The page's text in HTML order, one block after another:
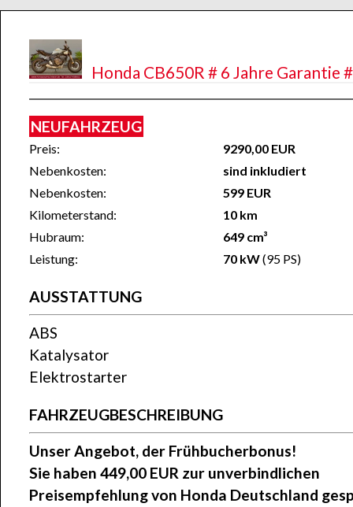
Honda CB650R # 6 Jahre Garantie
NEUFAHRZEUG
Preis:
9290,00 EUR
Nebenkosten:
sind inkludiert
Nebenkosten:
599 EUR
Kilometerstand:
10 km
Hubraum:
649 cm³
Leistung:
70 kW(95 PS)
AUSSTATTUNG
ABS
Katalysator
Elektrostarter
FAHRZEUGBESCHREIBUNG
Unser Angebot, der Frühbucherbonus!
Sie haben 449,00 EUR zur unverbindlichen
Preisempfehlung von Honda Deutschland